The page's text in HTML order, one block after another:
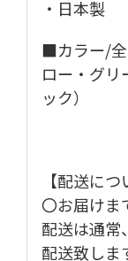
・日本製
■カラー/全
ロー・グリ
ック）
【配送につ
〇お届けま
配送は通常
配送致しま